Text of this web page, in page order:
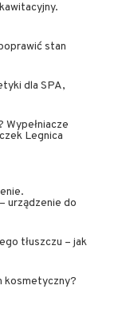
stan
dla SPA,
Wypełniacze
Legnica
urządzenie do
tłuszczu – jak
kosmetyczny?